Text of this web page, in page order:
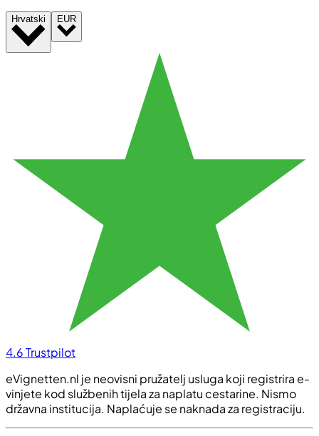
Hrvatski EUR
4.6Trustpilot
eVignetten.nl je neovisni pružatelj usluga koji registrira e-
vinjete kod službenih tijela za naplatu cestarine. Nismo
državna institucija. Naplaćuje se naknada za registraciju.